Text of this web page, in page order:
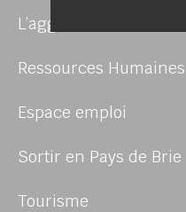
L’agglo recrute
Ressources Humaines
Espace emploi
Sortir en Pays de Brie
Tourisme